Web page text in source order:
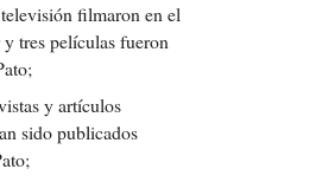
filmaron en el
tres películas fueron
y artículos
sido publicados